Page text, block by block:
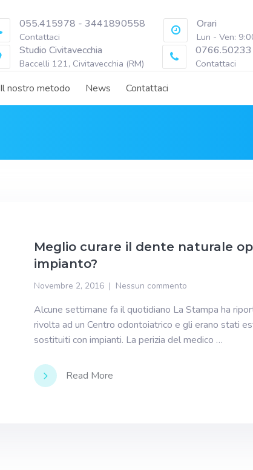
055.415978 - 3441890558
Contattaci
Orari
Lun - Ven:
Studio Civitavecchia
Baccelli 121, Civitavecchia (RM) Contattaci
Il nostro metodo News Contattaci
Meglio curare il dente naturale
impianto?
Novembre 2, 2016 Nessun commento
Alcune settimane fa il quotidiano La Stampa ha
rivolta ad un Centro odontoiatrico e gli erano stati
sostituiti con impianti. La perizia del medico …
Read More